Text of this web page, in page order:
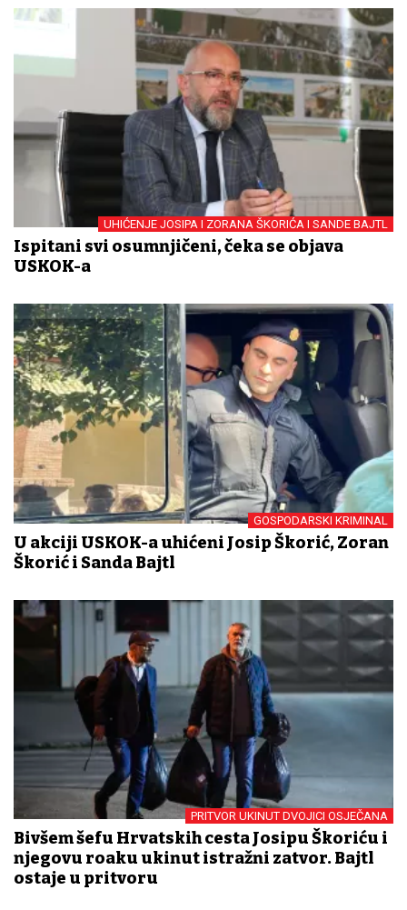
UHIĆENJE JOSIPA I ZORANA ŠKORIĆA I SANDE BAJTL
Ispitani svi osumnjičeni, čeka se objava
USKOK-a
GOSPODARSKI KRIMINAL
U akciji USKOK-a uhićeni Josip Škorić, Zoran
Škorić i Sanda Bajtl
PRITVOR UKINUT DVOJICI OSJEČANA
Bivšem šefu Hrvatskih cesta Josipu Škoriću i
njegovu rođaku ukinut istražni zatvor. Bajtl
ostaje u pritvoru